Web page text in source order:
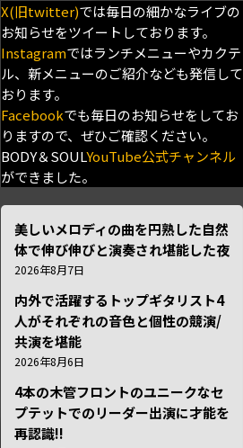
X(旧twitter)では毎日の細かなライブの
お知らせをツイートしております。
Instagramではランチメニューやカクテ
ル、新メニューのご紹介なども発信して
おります。
Facebookでも毎日のお知らせをしてお
りますので、ぜひご確認ください。
BODY＆SOULYouTube公式チャンネル
ができました。
美しいメロディの曲を円熟した自然
体で伸び伸びと演奏され堪能した夜
2026年8月7日
内外で活躍するトップギタリスト4
人がそれぞれの音色と個性の競演/
共演を堪能
2026年8月6日
4本の木管フロントのユニークなセ
プテットでのリーダー出演に才能を
再認識!!